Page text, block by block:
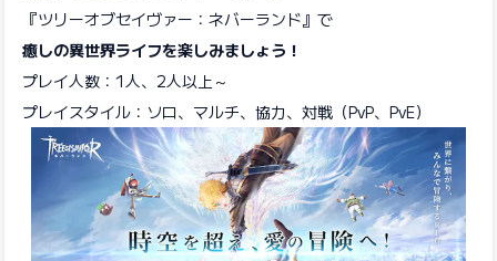
『ツリーオブセイヴァー：ネバーランド』で
癒しの異世界ライフを楽しみましょう！
プレイ人数：1人、2人以上～
プレイスタイル：ソロ、マルチ、協力、対戦（PvP、PvE）